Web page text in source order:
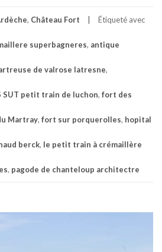
, Château Fort Étiqueté avec
superbagneres, antique
de valrose latresne,
SUT petit train de luchon, fort des
Martray, fort sur porquerolles, hopital
berck, le petit train à crémaillère
, pagode de chanteloup architectre